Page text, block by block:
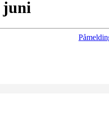
juni